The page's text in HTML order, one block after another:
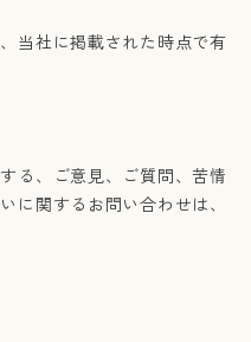
当社に掲載された時点で有
る、ご意見、ご質問、苦情
に関するお問い合わせは、